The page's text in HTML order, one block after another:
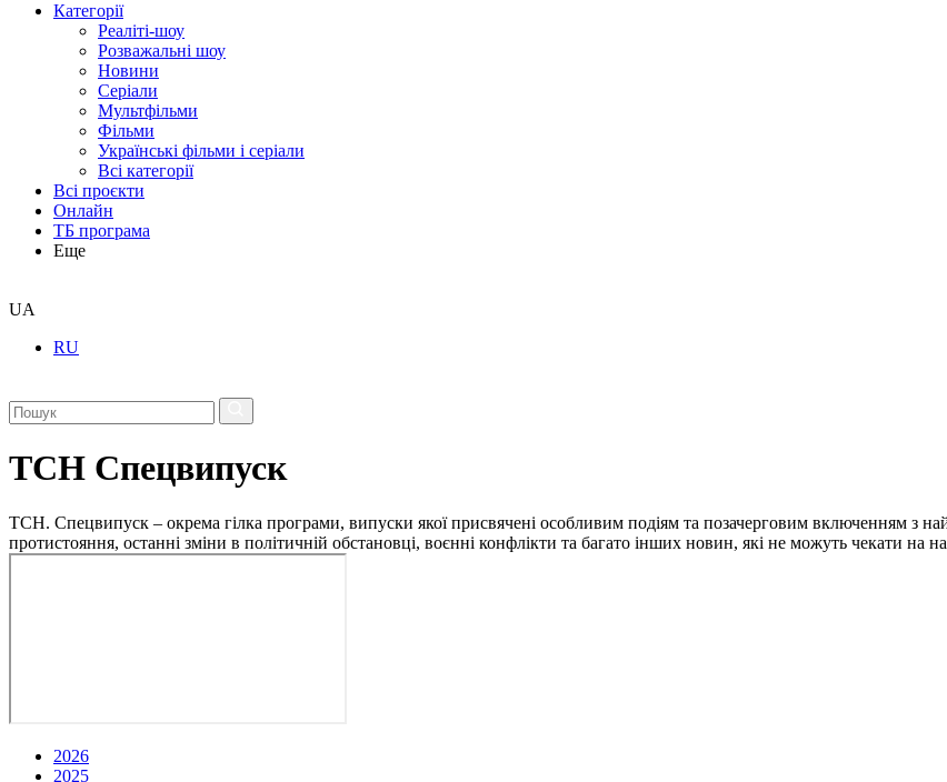
Категорії
Реаліті-шоу
Розважальні шоу
Новини
Серіали
Мультфільми
Фільми
Українські фільми і серіали
Всі категорії
Всі проєкти
Онлайн
ТБ програма
Еще
UA
RU
ТСН Спецвипуск
ТСН. Спецвипуск – окрема гілка програми, випуски якої присвячені особливим подіям та позачерговим включенням з
протистояння, останні зміни в політичній обстановці, воєнні конфлікти та багато інших новин, які не можуть чекати
2026
2025